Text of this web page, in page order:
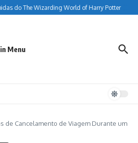
do The Wizarding World of Harry Potter
Menu
de Cancelamento de Viagem Durante um